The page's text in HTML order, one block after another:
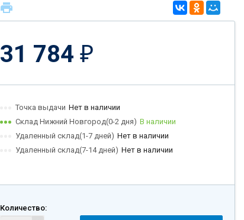
31 784 ₽
Точка выдачи Нет в наличии
Склад Нижний Новгород(0-2 дня) В наличии
Удаленный склад(1-7 дней) Нет в наличии
Удаленный склад(7-14 дней) Нет в наличии
Количество: